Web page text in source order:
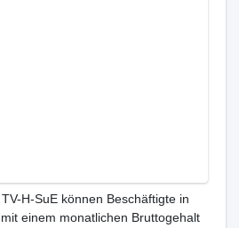
H-SuE können Beschäftigte in
einem monatlichen Bruttogehalt